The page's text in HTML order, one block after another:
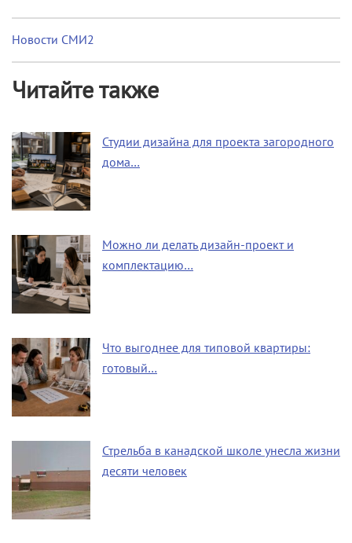
Новости СМИ2
Читайте также
Студии дизайна для проекта загородного
дома…
Можно ли делать дизайн-проект и
комплектацию…
Что выгоднее для типовой квартиры:
готовый…
Стрельба в канадской школе унесла жизни
десяти человек